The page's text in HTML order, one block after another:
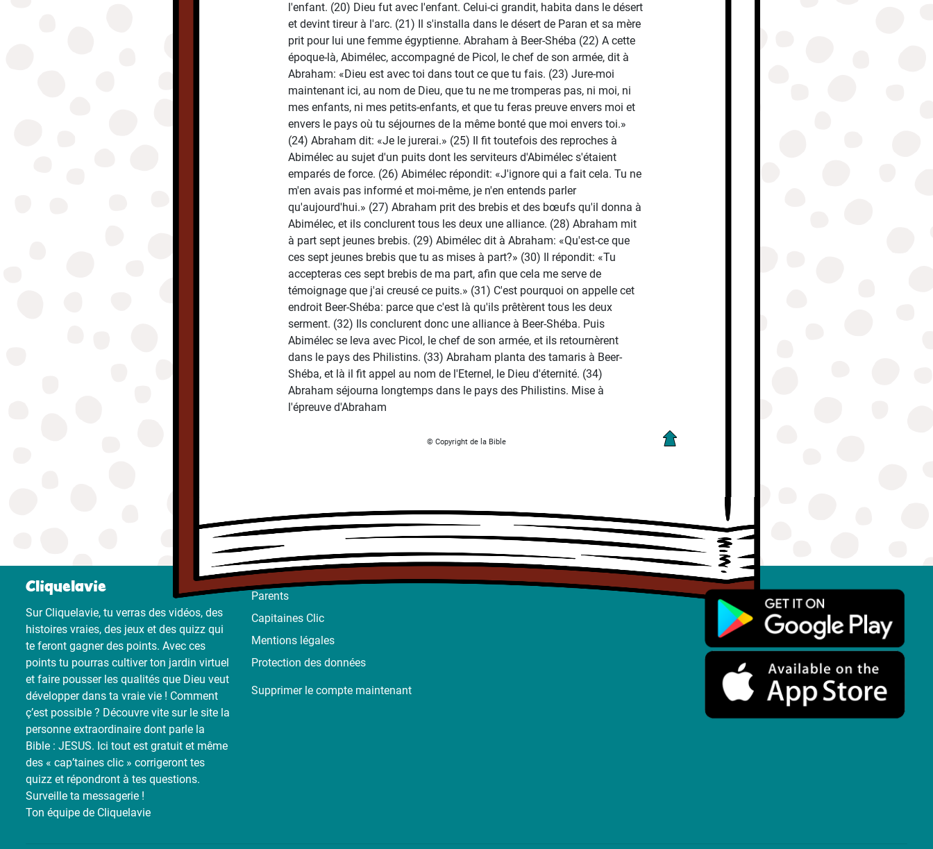
l'enfant. (20) Dieu fut avec l'enfant. Celui-ci grandit, habita dans le désert
et devint tireur à l'arc. (21) Il s'installa dans le désert de Paran et sa mère
prit pour lui une femme égyptienne. Abraham à Beer-Shéba (22) A cette
époque-là, Abimélec, accompagné de Picol, le chef de son armée, dit à
Abraham: «Dieu est avec toi dans tout ce que tu fais. (23) Jure-moi
maintenant ici, au nom de Dieu, que tu ne me tromperas pas, ni moi, ni
mes enfants, ni mes petits-enfants, et que tu feras preuve envers moi et
envers le pays où tu séjournes de la même bonté que moi envers toi.»
(24) Abraham dit: «Je le jurerai.» (25) Il fit toutefois des reproches à
Abimélec au sujet d'un puits dont les serviteurs d'Abimélec s'étaient
emparés de force. (26) Abimélec répondit: «J'ignore qui a fait cela. Tu ne
m'en avais pas informé et moi-même, je n'en entends parler
qu'aujourd'hui.» (27) Abraham prit des brebis et des bœufs qu'il donna à
Abimélec, et ils conclurent tous les deux une alliance. (28) Abraham mit
à part sept jeunes brebis. (29) Abimélec dit à Abraham: «Qu'est-ce que
ces sept jeunes brebis que tu as mises à part?» (30) Il répondit: «Tu
accepteras ces sept brebis de ma part, afin que cela me serve de
témoignage que j'ai creusé ce puits.» (31) C'est pourquoi on appelle cet
endroit Beer-Shéba: parce que c'est là qu'ils prêtèrent tous les deux
serment. (32) Ils conclurent donc une alliance à Beer-Shéba. Puis
Abimélec se leva avec Picol, le chef de son armée, et ils retournèrent
dans le pays des Philistins. (33) Abraham planta des tamaris à Beer-
Shéba, et là il fit appel au nom de l'Eternel, le Dieu d'éternité. (34)
Abraham séjourna longtemps dans le pays des Philistins. Mise à
l'épreuve d'Abraham
© Copyright de la Bible
Cliquelavie
Sur Cliquelavie, tu verras des vidéos, des
histoires vraies, des jeux et des quizz qui
te feront gagner des points. Avec ces
points tu pourras cultiver ton jardin virtuel
et faire pousser les qualités que Dieu veut
développer dans ta vraie vie ! Comment
ç’est possible ? Découvre vite sur le site la
personne extraordinaire dont parle la
Bible : JESUS. Ici tout est gratuit et même
des « cap’taines clic » corrigeront tes
quizz et répondront à tes questions.
Surveille ta messagerie !
Ton équipe de Cliquelavie
Parents
Capitaines Clic
Mentions légales
Protection des données
Supprimer le compte maintenant